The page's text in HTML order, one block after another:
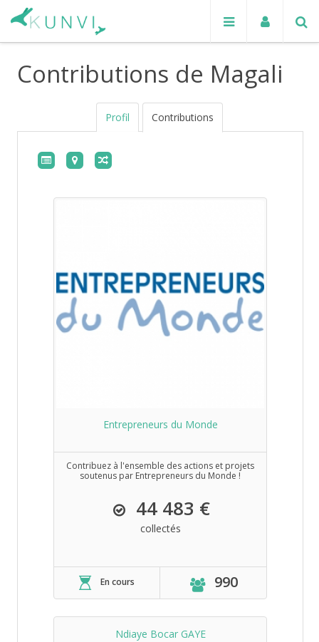
Contributions de Magali
Profil Contributions
Entrepreneurs du Monde
Contribuez à l'ensemble des actions et projets
soutenus par Entrepreneurs du Monde !
44 483 €
collectés
En cours 990
Ndiaye Bocar GAYE